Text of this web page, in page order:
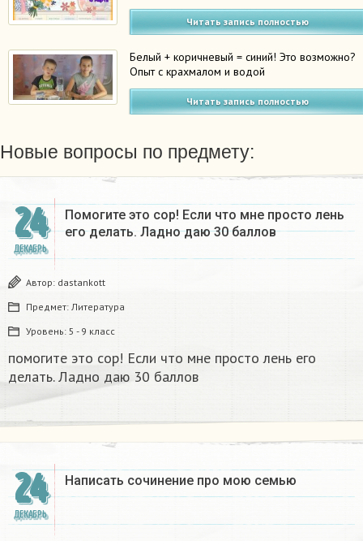
Читать запись полностью
Белый + коричневый = синий! Это возможно?
Опыт с крахмалом и водой
Читать запись полностью
Новые вопросы по предмету:
24
ДЕКАБРЬ
Помогите это сор! Если что мне просто лень
его делать. Ладно даю 30 баллов​
Автор: dastankott
Предмет: Литература
Уровень: 5 - 9 класс
помогите это сор! Если что мне просто лень его
делать. Ладно даю 30 баллов​
24
ДЕКАБРЬ
Написать сочинение про мою семью ​